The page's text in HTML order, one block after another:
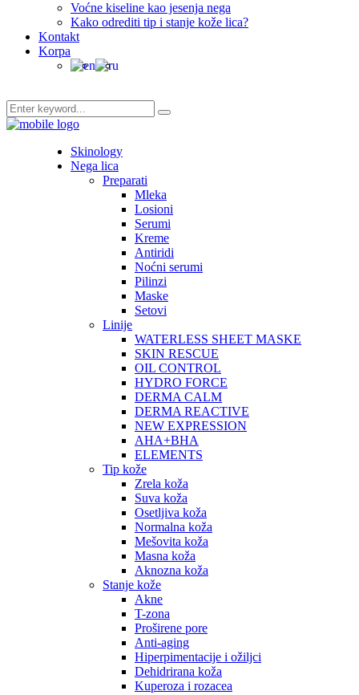
Voćne kiseline kao jesenja nega
Kako odrediti tip i stanje kože lica?
Kontakt
Korpa
Skinology
Nega lica
Preparati
Mleka
Losioni
Serumi
Kreme
Antiridi
Noćni serumi
Pilinzi
Maske
Setovi
Linije
WATERLESS SHEET MASKE
SKIN RESCUE
OIL CONTROL
HYDRO FORCE
DERMA CALM
DERMA REACTIVE
NEW EXPRESSION
AHA+BHA
ELEMENTS
Tip kože
Zrela koža
Suva koža
Osetljiva koža
Normalna koža
Mešovita koža
Masna koža
Aknozna koža
Stanje kože
Akne
T-zona
Proširene pore
Anti-aging
Hiperpimentacije i ožiljci
Dehidrirana koža
Kuperoza i rozacea